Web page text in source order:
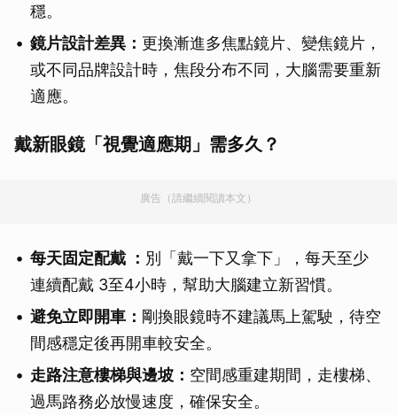
穩。
鏡片設計差異： 更換漸進多焦點鏡片、變焦鏡片，
或不同品牌設計時，焦段分布不同，大腦需要重新
適應。
戴新眼鏡「視覺適應期」需多久？
廣告（請繼續閱讀本文）
每天固定配戴 ： 別「戴一下又拿下」，每天至少
連續配戴 3至4小時，幫助大腦建立新習慣。
避免立即開車： 剛換眼鏡時不建議馬上駕駛，待空
間感穩定後再開車較安全。
走路注意樓梯與邊坡： 空間感重建期間，走樓梯、
過馬路務必放慢速度，確保安全。